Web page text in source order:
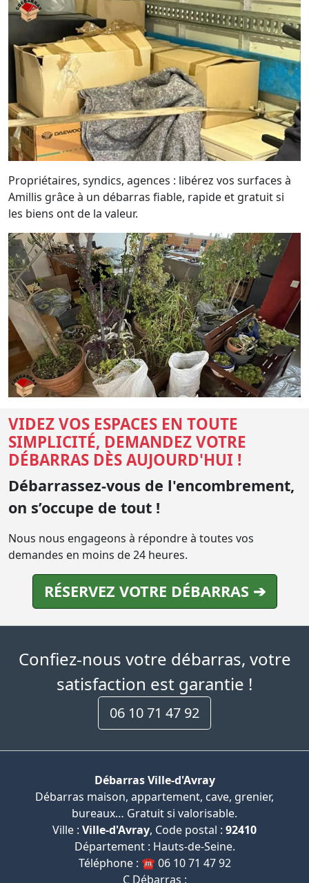
Propriétaires, syndics, agences : libérez vos surfaces à
Amillis grâce à un débarras fiable, rapide et gratuit si
les biens ont de la valeur.
VIDEZ VOS ESPACES EN TOUTE
SIMPLICITÉ, DEMANDEZ VOTRE
DÉBARRAS DÈS AUJOURD'HUI !
Débarrassez-vous de l'encombrement,
on s’occupe de tout !
Nous nous engageons à répondre à toutes vos
demandes en moins de 24 heures.
RÉSERVEZ VOTRE DÉBARRAS ➔
Confiez-nous votre débarras, votre
satisfaction est garantie !
06 10 71 47 92
Débarras Ville-d'Avray
Débarras maison, appartement, cave, grenier,
bureaux… Gratuit si valorisable.
Ville : Ville-d'Avray, Code postal : 92410
Département : Hauts-de-Seine.
Téléphone : ☎️ 06 10 71 47 92
C Débarras :